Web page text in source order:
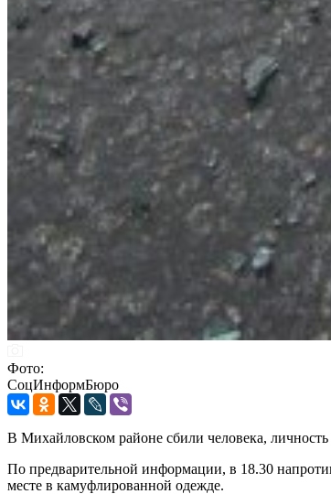
Фото:
СоцИнформБюро
В Михайловском районе сбили человека, личность
По предварительной информации, в 18.30
месте в камуфлированной одежде.